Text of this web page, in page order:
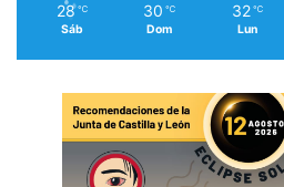
28 ℃
Sáb
30 ℃
Dom
32 ℃
Lun